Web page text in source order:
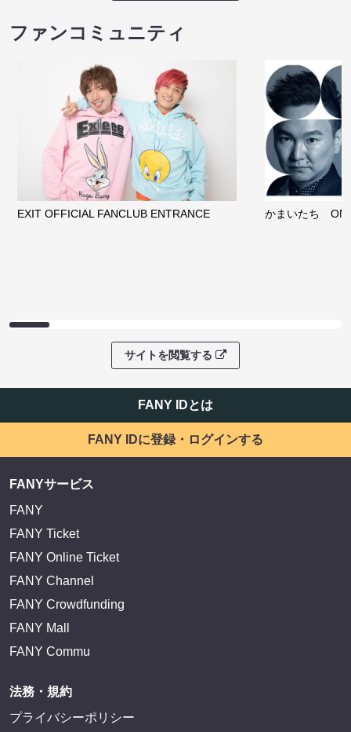
ファンコミュニティ
EXIT OFFICIAL FANCLUB ENTRANCE かまいたち
サイトを閲覧する
FANY IDとは
FANY IDに登録・ログインする
FANYサービス
FANY
FANY Ticket
FANY Online Ticket
FANY Channel
FANY Crowdfunding
FANY Mall
FANY Commu
法務・規約
プライバシーポリシー